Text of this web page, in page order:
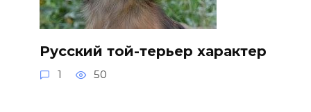
Русский той-терьер характер
1 50